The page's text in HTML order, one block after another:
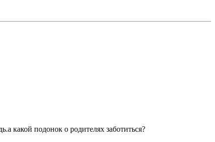
какой подонок о родителях заботиться?